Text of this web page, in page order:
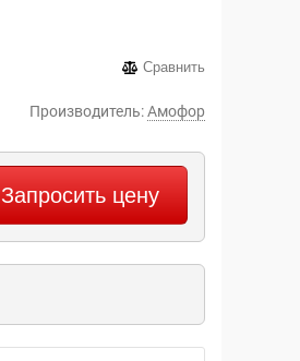
Сравнить
Производитель:Амофор
Запросить цену